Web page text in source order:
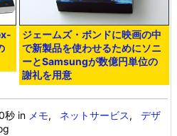
ジェームズ・ボンドに映画の中
で新製品を使わせるためにソニ
ーとSamsungが数億円単位の
謝礼を用意
秒 in メモ, ネットサービス,デザ